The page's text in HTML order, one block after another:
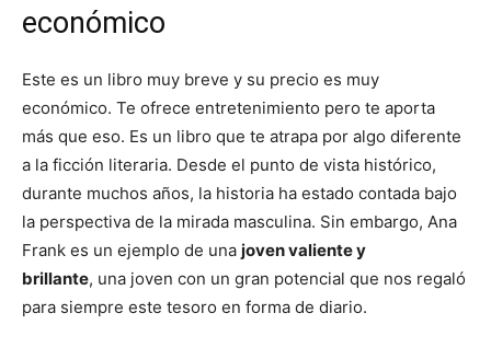
económico
Este es un libro muy breve y su precio es muy
económico. Te ofrece entretenimiento pero te aporta
más que eso. Es un libro que te atrapa por algo diferente
a la ficción literaria. Desde el punto de vista histórico,
durante muchos años, la historia ha estado contada bajo
la perspectiva de la mirada masculina. Sin embargo, Ana
Frank es un ejemplo de una joven valiente y
brillante, una joven con un gran potencial que nos regaló
para siempre este tesoro en forma de diario.